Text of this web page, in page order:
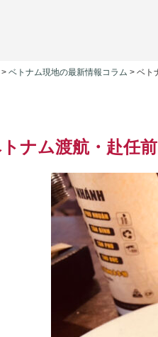
> ベトナム現地の最新情報コラム > ベト
ナム渡航・赴任